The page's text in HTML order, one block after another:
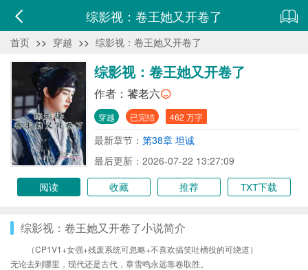
综影视：卷王她又开卷了
首页 >> 穿越 >> 综影视：卷王她又开卷了
综影视：卷王她又开卷了
作者： 饕老六
穿越 已完结 462 万字
最新章节： 第38章 坦诚
最后更新：2026-07-22 13:27:09
阅读
收藏 推荐 TXT下载
综影视：卷王她又开卷了小说简介
（CP1V1+女强+残废系统可忽略+不喜欢搞笑吐槽役的可绕道）
无论去到哪里，现代还是古代，章雪鸣永远靠卷取胜。